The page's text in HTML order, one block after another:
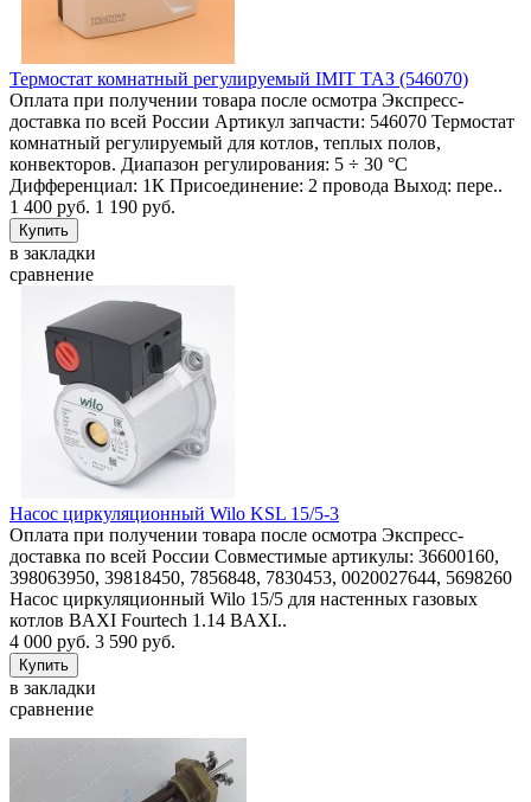
Термостат комнатный регулируемый IMIT ТАЗ (546070)
Оплата при получении товара после осмотра Экспресс-
доставка по всей России Артикул запчасти: 546070 Термостат
комнатный регулируемый для котлов, теплых полов,
конвекторов. Диапазон регулирования: 5 ÷ 30 °C
Дифференциал: 1К Присоединение: 2 провода Выход: пере..
1 400 руб. 1 190 руб.
в закладки
сравнение
Насос циркуляционный Wilo KSL 15/5-3
Оплата при получении товара после осмотра Экспресс-
доставка по всей России Совместимые артикулы: 36600160,
398063950, 39818450, 7856848, 7830453, 0020027644, 5698260
Насос циркуляционный Wilo 15/5 для настенных газовых
котлов BAXI Fourtech 1.14 BAXI..
4 000 руб. 3 590 руб.
в закладки
сравнение